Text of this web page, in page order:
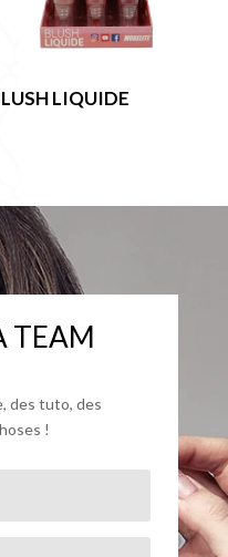
LIQUIDE
TEAM
des tuto, des
!